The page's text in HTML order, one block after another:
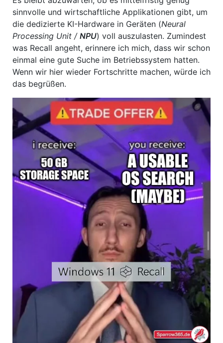
sinnvolle und wirtschaftliche Applikationen gibt, um
die dedizierte KI-Hardware in Geräten (Neural
Processing Unit / NPU) voll auszulasten. Zumindest
was Recall angeht, erinnere ich mich, dass wir schon
einmal eine gute Suche im Betriebssystem hatten.
Wenn wir hier wieder Fortschritte machen, würde ich
das begrüßen.